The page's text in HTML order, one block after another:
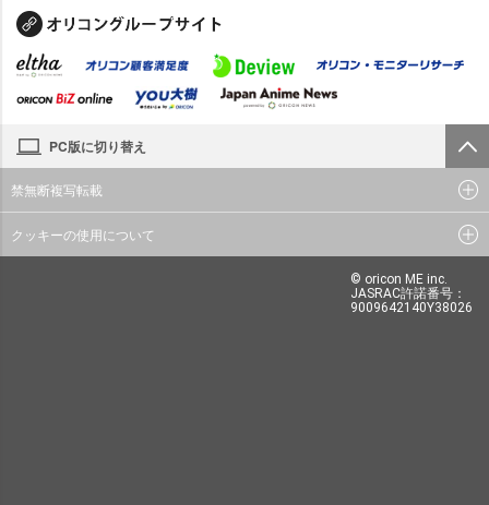
PC版に切り替え
禁無断複写転載
クッキーの使用について
© oricon ME inc.
JASRAC許諾番号：
9009642140Y38026